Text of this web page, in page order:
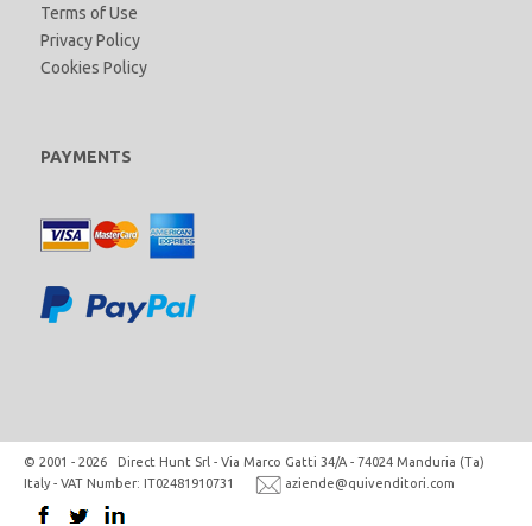
Terms of Use
Privacy Policy
Cookies Policy
PAYMENTS
© 2001 - 2026 Direct Hunt Srl - Via Marco Gatti 34/A - 74024 Manduria (Ta)
Italy - VAT Number: IT02481910731
aziende@quivenditori.com